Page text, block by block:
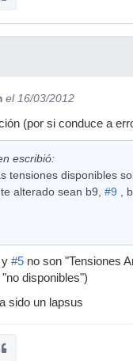
el 16/03/2012
(por si conduce a
escribió:
tensiones disponibles
alterado sean b9, #9 ,
y #5 no son "Tensiones
disponibles")
sido un lapsus